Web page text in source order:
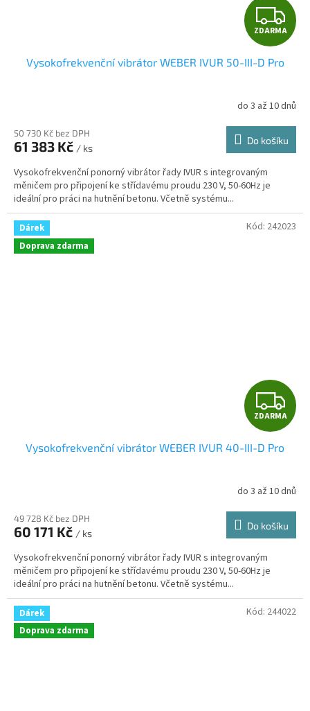
Z
D
A
R
M
A
ZDARMA
Vysokofrekvenční vibrátor WEBER IVUR 50-III-D Pro
do 3 až 10 dnů
50 730 Kč bez DPH
61 383 Kč / ks
Do košíku
Vysokofrekvenční ponorný vibrátor řady IVUR s integrovaným
měničem pro připojení ke střídavému proudu 230 V, 50-60Hz je
ideální pro práci na hutnění betonu. Včetně systému...
Dárek
Doprava zdarma
Z
D
A
R
M
A
ZDARMA
Vysokofrekvenční vibrátor WEBER IVUR 40-III-D Pro
do 3 až 10 dnů
49 728 Kč bez DPH
60 171 Kč / ks
Do košíku
Vysokofrekvenční ponorný vibrátor řady IVUR s integrovaným
měničem pro připojení ke střídavému proudu 230 V, 50-60Hz je
ideální pro práci na hutnění betonu. Včetně systému...
Kód: 242023
Dárek
Doprava zdarma
Kód: 244022